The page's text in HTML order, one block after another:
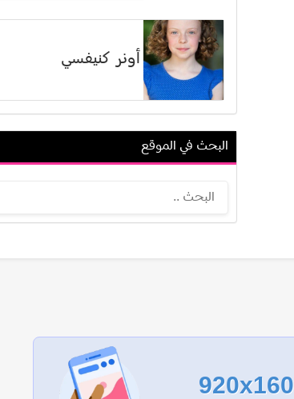
أونر كنيفسي
جي دي موباسان
عرض الكل
البحث في الموقع
920x160